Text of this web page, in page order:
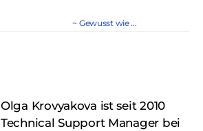
~ Gewusst wie ...
Olga Krovyakova ist seit 2010
Technical Support Manager bei